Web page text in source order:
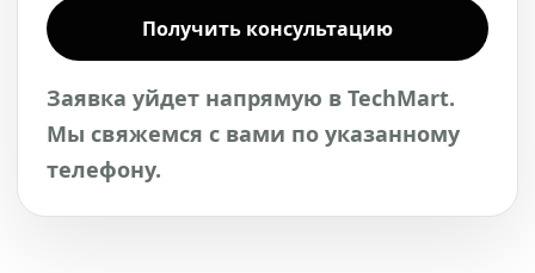
Получить консультацию
Заявка уйдет напрямую в TechMart.
Мы свяжемся с вами по указанному
телефону.